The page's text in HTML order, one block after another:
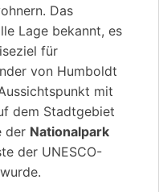
Das
Lage bekannt, es
für
von Humboldt
mit
dem Stadtgebiet
der Nationalpark
der UNESCO-